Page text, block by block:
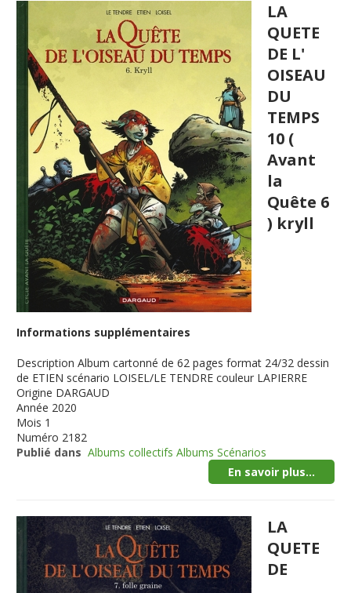
LA
QUETE
DE L'
OISEAU
DU
TEMPS
10 (
Avant
la
Quête 6
) kryll
Informations supplémentaires
Description Album cartonné de 62 pages format 24/32 dessin
de ETIEN scénario LOISEL/LE TENDRE couleur LAPIERRE
Origine DARGAUD
Année 2020
Mois 1
Numéro 2182
Publié dans Albums collectifs Albums Scénarios
En savoir plus...
LA
QUETE
DE